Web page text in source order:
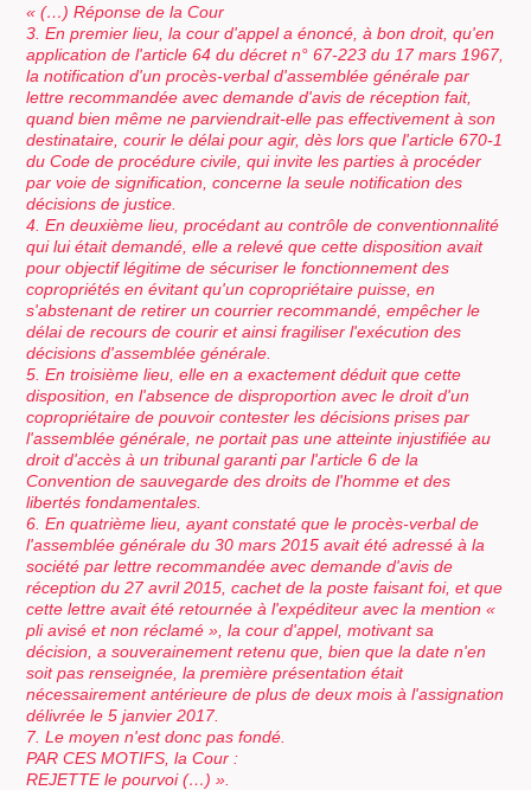
« (…) Réponse de la Cour
3. En premier lieu, la cour d'appel a énoncé, à bon droit, qu'en
application de l'article 64 du décret n° 67-223 du 17 mars 1967,
la notification d'un procès-verbal d'assemblée générale par
lettre recommandée avec demande d'avis de réception fait,
quand bien même ne parviendrait-elle pas effectivement à son
destinataire, courir le délai pour agir, dès lors que l'article 670-1
du Code de procédure civile, qui invite les parties à procéder
par voie de signification, concerne la seule notification des
décisions de justice.
4. En deuxième lieu, procédant au contrôle de conventionnalité
qui lui était demandé, elle a relevé que cette disposition avait
pour objectif légitime de sécuriser le fonctionnement des
copropriétés en évitant qu'un copropriétaire puisse, en
s'abstenant de retirer un courrier recommandé, empêcher le
délai de recours de courir et ainsi fragiliser l'exécution des
décisions d'assemblée générale.
5. En troisième lieu, elle en a exactement déduit que cette
disposition, en l'absence de disproportion avec le droit d'un
copropriétaire de pouvoir contester les décisions prises par
l'assemblée générale, ne portait pas une atteinte injustifiée au
droit d'accès à un tribunal garanti par l'article 6 de la
Convention de sauvegarde des droits de l'homme et des
libertés fondamentales.
6. En quatrième lieu, ayant constaté que le procès-verbal de
l'assemblée générale du 30 mars 2015 avait été adressé à la
société par lettre recommandée avec demande d'avis de
réception du 27 avril 2015, cachet de la poste faisant foi, et que
cette lettre avait été retournée à l'expéditeur avec la mention «
pli avisé et non réclamé », la cour d'appel, motivant sa
décision, a souverainement retenu que, bien que la date n'en
soit pas renseignée, la première présentation était
nécessairement antérieure de plus de deux mois à l'assignation
délivrée le 5 janvier 2017.
7. Le moyen n'est donc pas fondé.
PAR CES MOTIFS, la Cour :
REJETTE le pourvoi (…) ».